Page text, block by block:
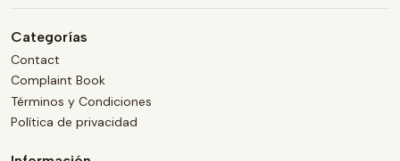
Categorías
Contact
Complaint Book
Términos y Condiciones
Política de privacidad